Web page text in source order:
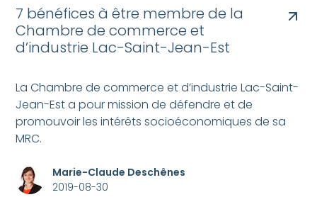
7 bénéfices à être membre de la
Chambre de commerce et
d’industrie Lac-Saint-Jean-Est
La Chambre de commerce et d’industrie Lac-Saint-
Jean-Est a pour mission de défendre et de
promouvoir les intérêts socioéconomiques de sa
MRC.
Marie-Claude Deschênes
2019-08-30